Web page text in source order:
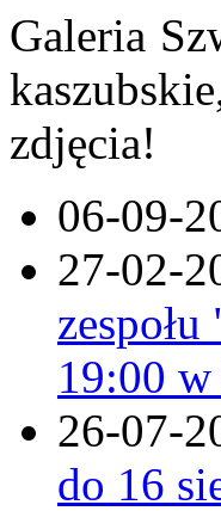
Galeria
zdjęcia!
06-09-
27-02-
19:00
26-07-
do 16